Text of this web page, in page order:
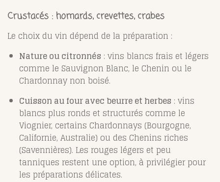
Crustacés : homards, crevettes, crabes
Le choix du vin dépend de la préparation :
Nature ou citronnés : vins blancs frais et légers
comme le Sauvignon Blanc, le Chenin ou le
Chardonnay non boisé.
Cuisson au four avec beurre et herbes : vins
blancs plus ronds et structurés comme le
Viognier, certains Chardonnays (Bourgogne,
Californie, Australie) ou des Chenins riches
(Savennières). Les rouges légers et peu
tanniques restent une option, à privilégier pour
les préparations délicates.